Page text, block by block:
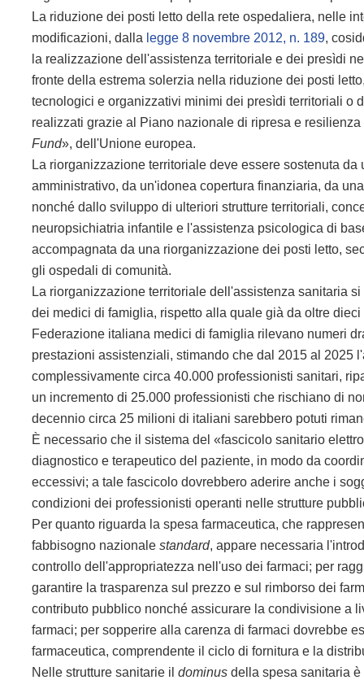
La riduzione dei posti letto della rete ospedaliera, nelle
modificazioni, dalla legge 8 novembre 2012, n. 189,
la realizzazione dell'assistenza territoriale e dei presìdi
fronte della estrema solerzia nella riduzione dei posti
tecnologici e organizzativi minimi dei presìdi territoriali o
realizzati grazie al Piano nazionale di ripresa e
Fund», dell'Unione europea.
La riorganizzazione territoriale deve essere sostenuta
amministrativo, da un'idonea copertura finanziaria, da
nonché dallo sviluppo di ulteriori strutture territoriali,
neuropsichiatria infantile e l'assistenza psicologica di
accompagnata da una riorganizzazione dei posti letto,
gli ospedali di comunità.
La riorganizzazione territoriale dell'assistenza sanitaria
dei medici di famiglia, rispetto alla quale già da oltre
Federazione italiana medici di famiglia rilevano numeri
prestazioni assistenziali, stimando che dal 2015 al 2025
complessivamente circa 40.000 professionisti sanitari,
un incremento di 25.000 professionisti che rischiano di
decennio circa 25 milioni di italiani sarebbero potuti
È necessario che il sistema del «fascicolo sanitario
diagnostico e terapeutico del paziente, in modo da
eccessivi; a tale fascicolo dovrebbero aderire anche i
condizioni dei professionisti operanti nelle strutture
Per quanto riguarda la spesa farmaceutica, che
fabbisogno nazionalestandard, appare necessaria
controllo dell'appropriatezza nell'uso dei farmaci; per
garantire la trasparenza sul prezzo e sul rimborso dei
contributo pubblico nonché assicurare la condivisione a
farmaci; per sopperire alla carenza di farmaci dovrebbe
farmaceutica, comprendente il ciclo di fornitura e la
Nelle strutture sanitarie ildominus della spesa sanitaria